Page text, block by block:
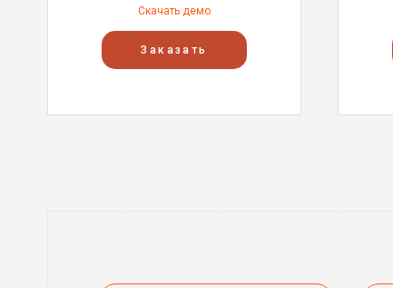
Скачать демо
Заказать